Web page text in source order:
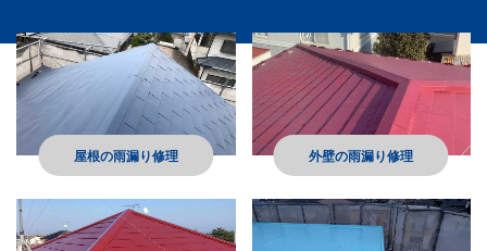
屋根の雨漏り修理 外壁の雨漏り修理